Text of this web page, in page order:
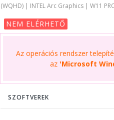
(WQHD) | INTEL Arc Graphics | W11
NEM ELÉRHETŐ
Az operációs rendszer
az 'Microsoft
SZOFTVEREK